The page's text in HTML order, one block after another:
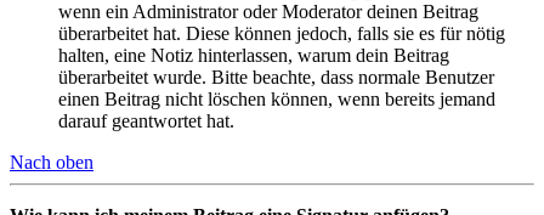
wenn ein Administrator oder Moderator deinen Beitrag
überarbeitet hat. Diese können jedoch, falls sie es für nötig
halten, eine Notiz hinterlassen, warum dein Beitrag
überarbeitet wurde. Bitte beachte, dass normale Benutzer
einen Beitrag nicht löschen können, wenn bereits jemand
darauf geantwortet hat.
Nach oben